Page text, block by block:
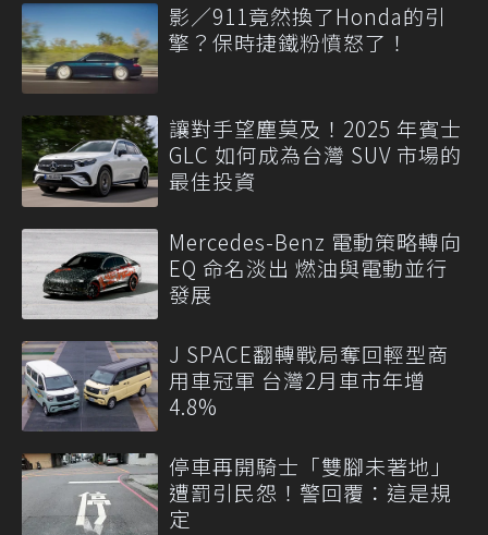
影／911竟然換了Honda的引
擎？保時捷鐵粉憤怒了！
讓對手望塵莫及！2025 年賓士
GLC 如何成為台灣 SUV 市場的
最佳投資
Mercedes-Benz 電動策略轉向
EQ 命名淡出 燃油與電動並行
發展
J SPACE翻轉戰局奪回輕型商
用車冠軍 台灣2月車市年增
4.8%
停車再開騎士「雙腳未著地」
遭罰引民怨！警回覆：這是規
定